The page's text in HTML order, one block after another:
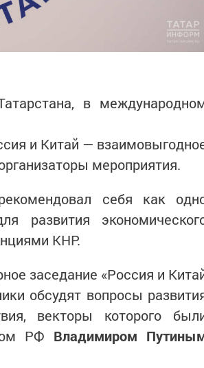
в
и Китай —
мероприятия.
себя как
развития
КНР.
заседание «Россия и
обсудят вопросы
векторы которого
РФ Владимиром